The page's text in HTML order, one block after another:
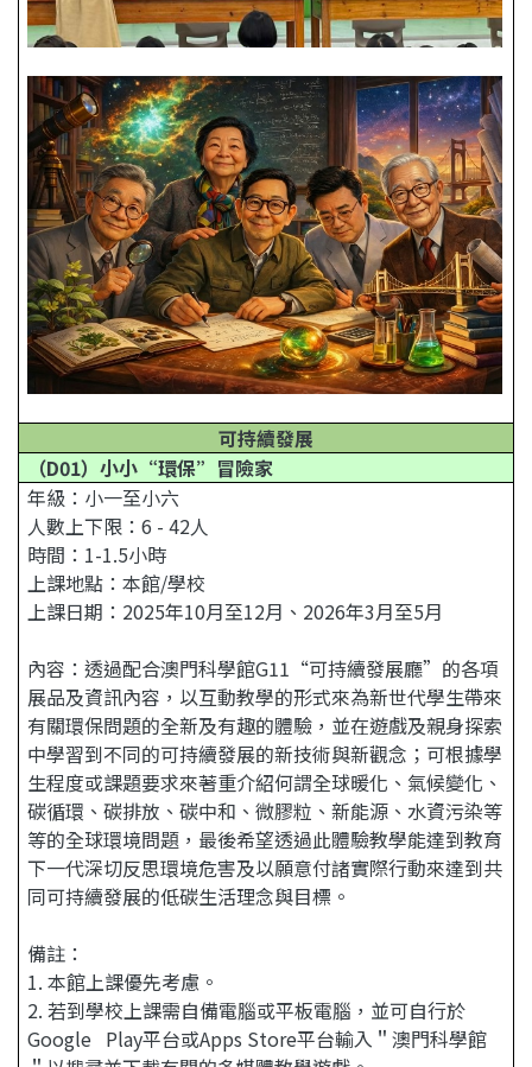
可持續發展
（D01）小小“環保”冒險家
年級：小一至小六
人數上下限：6 - 42人
時間：1-1.5小時
上課地點：本館/學校
上課日期：2025年10月至12月、2026年3月至5月
內容：透過配合澳門科學館G11“可持續發展廳”的各項
展品及資訊內容，以互動教學的形式來為新世代學生帶來
有關環保問題的全新及有趣的體驗，並在遊戲及親身探索
中學習到不同的可持續發展的新技術與新觀念；可根據學
生程度或課題要求來著重介紹何謂全球暖化、氣候變化、
碳循環、碳排放、碳中和、微膠粒、新能源、水資污染等
等的全球環境問題，最後希望透過此體驗教學能達到教育
下一代深切反思環境危害及以願意付諸實際行動來達到共
同可持續發展的低碳生活理念與目標。
備註：
1. 本館上課優先考慮。
2. 若到學校上課需自備電腦或平板電腦，並可自行於
Google Play平台或Apps Store平台輸入＂澳門科學館